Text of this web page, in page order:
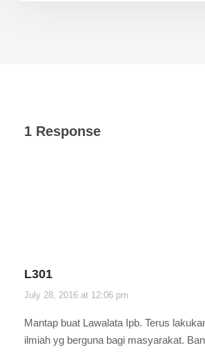
1 Response
L301
July 28, 2016 at 12:06 pm
Mantap buat Lawalata Ipb. Terus
ilmiah yg berguna bagi masyarakat.